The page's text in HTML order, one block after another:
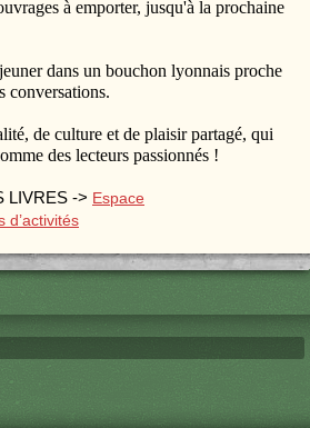
à emporter, jusqu'à la prochaine
dans un bouchon lyonnais proche
conversations.
de culture et de plaisir partagé, qui
des lecteurs passionnés !
LIVRES -> Espace
d’activités